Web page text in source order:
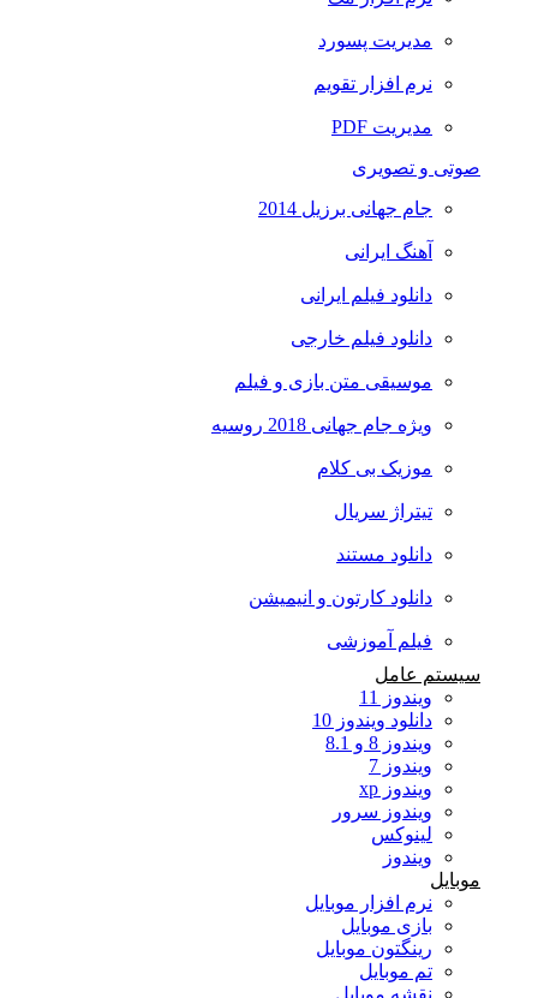
مدیریت پسورد
نرم افزار تقویم
مدیریت PDF
صوتی و تصویری
جام جهانی برزیل 2014
آهنگ ایرانی
دانلود فیلم ایرانی
دانلود فیلم خارجی
موسیقی متن بازی و فیلم
ویژه جام جهانی 2018 روسیه
موزیک بی کلام
تیتراژ سریال
دانلود مستند
دانلود کارتون و انیمیشن
فیلم آموزشی
سیستم عامل
ویندوز 11
دانلود ویندوز 10
ویندوز 8 و 8.1
ویندوز 7
ویندوز xp
ویندوز سرور
لینوکس
ویندوز
موبایل
نرم افزار موبایل
بازی موبایل
رینگتون موبایل
تم موبایل
نقشه موبایل